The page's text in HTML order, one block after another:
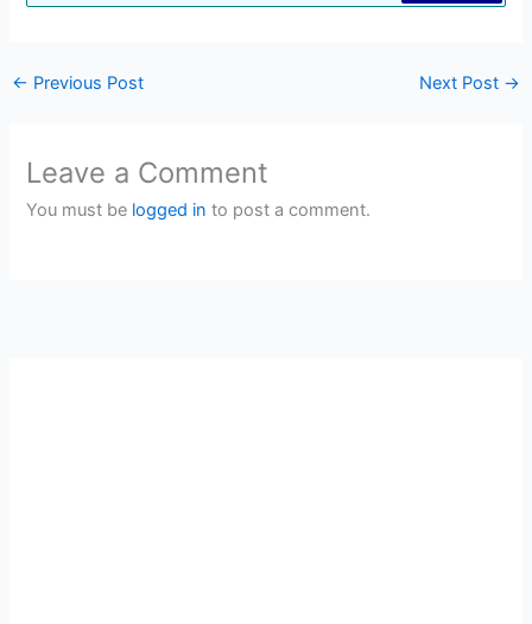
← Previous Post Next Post →
Leave a Comment
You must be logged in to post a comment.